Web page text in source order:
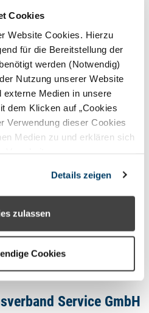
Cookies
Website Cookies. Hierzu
für die Bereitstellung der
werden (Notwendig)
Nutzung unserer Website
Medien in unsere
dem Klicken auf „Cookies
Verwendung dieser Cookies
Medien zu und erklären sich
„Nur notwendige
einer Einwilligung fortfahren.
Cookies
widerrufen oder ändern.
Details zeigen
zulassen
Cookies
© istockphoto.com/nicky39
Code:
Service GmbH